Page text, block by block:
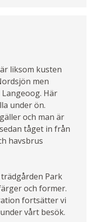
liksom kusten
men
Här
under ön.
och man är
tåget in från
havsbrus
Park
och former.
fortsätter vi
vårt besök.